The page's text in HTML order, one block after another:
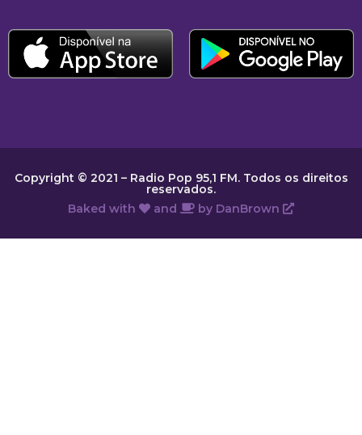
Copyright © 2021 – Radio Pop 95,1 FM. Todos os direitos
reservados.
Baked with
and by DanBrown